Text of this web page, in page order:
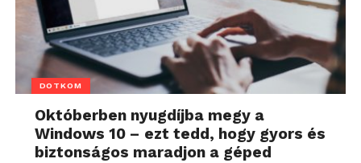
DOTKOM
Októberben nyugdíjba megy a
Windows 10 – ezt tedd, hogy gyors és
biztonságos maradjon a géped